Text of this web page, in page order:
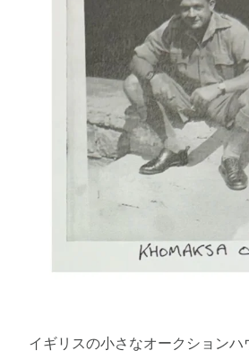
イギリスの小さなオークションハ